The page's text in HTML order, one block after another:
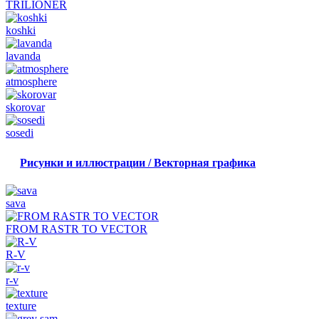
TRILIONER
koshki
lavanda
atmosphere
skorovar
sosedi
Рисунки и иллюстрации / Векторная графика
sava
FROM RASTR TO VECTOR
R-V
r-v
texture